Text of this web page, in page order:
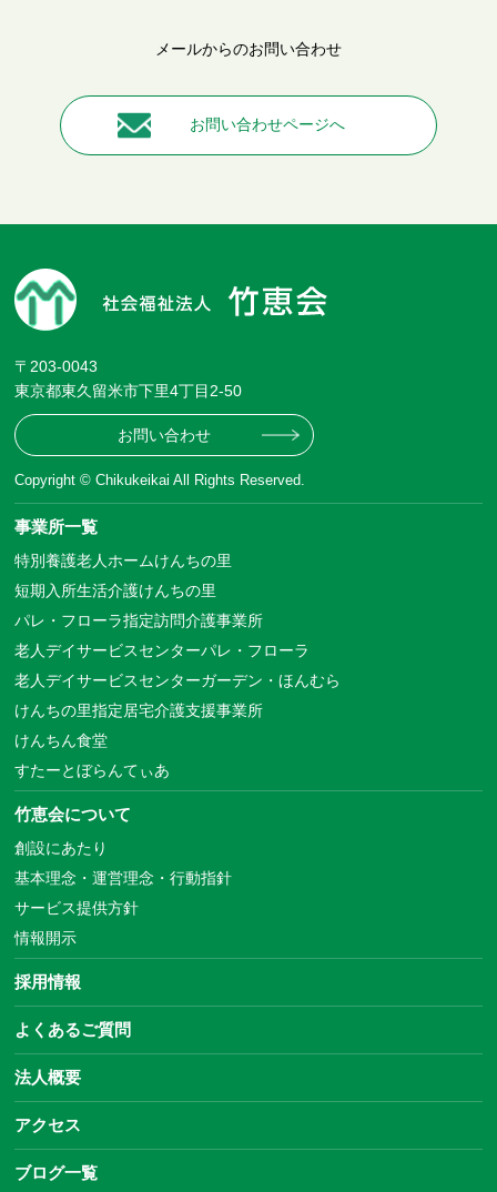
メールからのお問い合わせ
お問い合わせページへ
〒203-0043
東京都東久留米市下里4丁目2-50
お問い合わせ
Copyright © Chikukeikai All Rights Reserved.
事業所一覧
特別養護老人ホームけんちの里
短期入所生活介護けんちの里
パレ・フローラ指定訪問介護事業所
老人デイサービスセンターパレ・フローラ
老人デイサービスセンターガーデン・ほんむら
けんちの里指定居宅介護支援事業所
けんちん食堂
すたーとぼらんてぃあ
竹恵会について
創設にあたり
基本理念・運営理念・行動指針
サービス提供方針
情報開示
採用情報
よくあるご質問
法人概要
アクセス
ブログ一覧